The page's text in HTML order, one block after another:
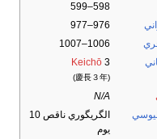
598–599
976–977
1006–1007
Keichō 3
(慶長３年)
N/A
الگريگوري ناقص 10
يوم